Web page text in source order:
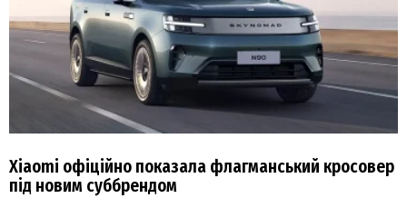
Xiaomi офіційно показала флагманський кросовер
під новим суббрендом